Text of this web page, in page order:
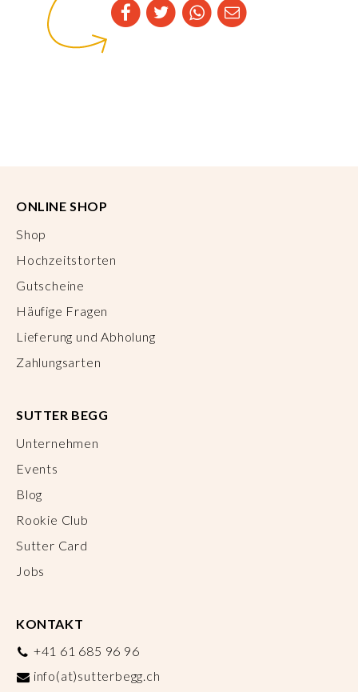
ONLINE SHOP
Shop
Hochzeitstorten
Gutscheine
Häufige Fragen
Lieferung und Abholung
Zahlungsarten
SUTTER BEGG
Unternehmen
Events
Blog
Rookie Club
Sutter Card
Jobs
KONTAKT
+41 61 685 96 96
info(at)sutterbegg.ch